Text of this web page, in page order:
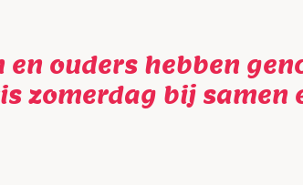
en ouders hebben
zomerdag bij samen